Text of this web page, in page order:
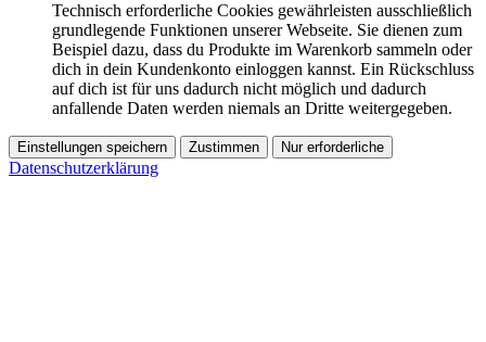
Technisch erforderliche Cookies gewährleisten ausschließlich
grundlegende Funktionen unserer Webseite. Sie dienen zum
Beispiel dazu, dass du Produkte im Warenkorb sammeln oder
dich in dein Kundenkonto einloggen kannst. Ein Rückschluss
auf dich ist für uns dadurch nicht möglich und dadurch
anfallende Daten werden niemals an Dritte weitergegeben.
Einstellungen speichern Zustimmen Nur erforderliche
Datenschutzerklärung